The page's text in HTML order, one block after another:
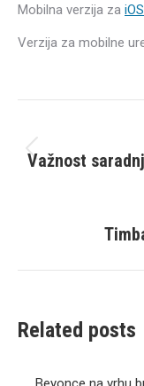
Mobilna verzija za iOS
Verzija za mobilne
navigation
Važnost
Related posts